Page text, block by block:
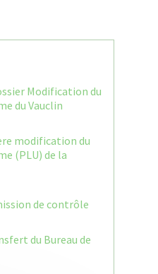
Modification du
du Vauclin
modification du
(PLU) de la
de contrôle
du Bureau de